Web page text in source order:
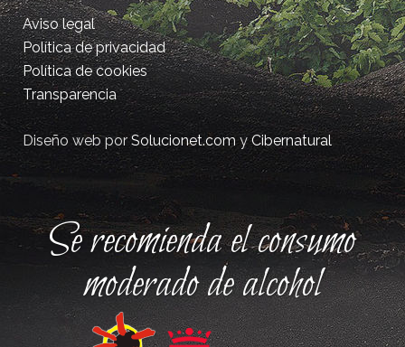
Aviso legal
Política de privacidad
Política de cookies
Transparencia
Diseño web porSolucionet.comyCibernatural
Se recomienda el consumo
moderado de alcohol